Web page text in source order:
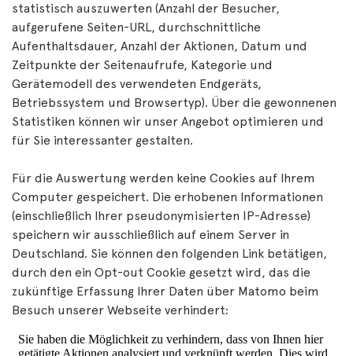
statistisch auszuwerten (Anzahl der Besucher,
aufgerufene Seiten-URL, durchschnittliche
Aufenthaltsdauer, Anzahl der Aktionen, Datum und
Zeitpunkte der Seitenaufrufe, Kategorie und
Gerätemodell des verwendeten Endgeräts,
Betriebssystem und Browsertyp). Über die gewonnenen
Statistiken können wir unser Angebot optimieren und
für Sie interessanter gestalten.
Für die Auswertung werden keine Cookies auf Ihrem
Computer gespeichert. Die erhobenen Informationen
(einschließlich Ihrer pseudonymisierten IP-Adresse)
speichern wir ausschließlich auf einem Server in
Deutschland. Sie können den folgenden Link betätigen,
durch den ein Opt-out Cookie gesetzt wird, das die
zukünftige Erfassung Ihrer Daten über Matomo beim
Besuch unserer Webseite verhindert: